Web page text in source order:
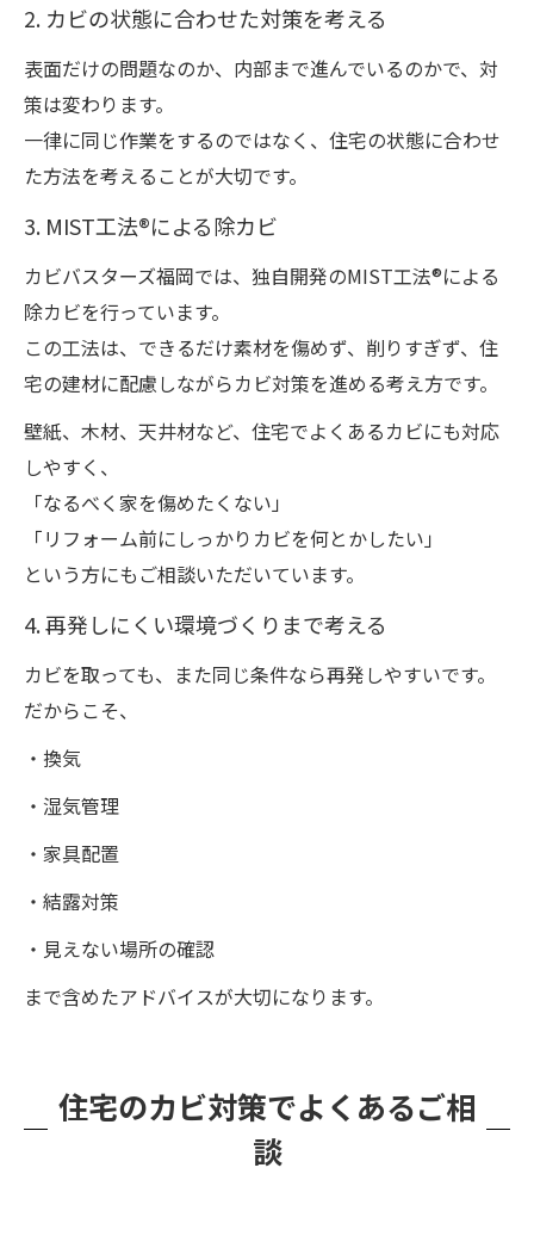
2. カビの状態に合わせた対策を考える
表面だけの問題なのか、内部まで進んでいるのかで、対
策は変わります。
一律に同じ作業をするのではなく、住宅の状態に合わせ
た方法を考えることが大切です。
3. MIST工法®による除カビ
カビバスターズ福岡では、独自開発のMIST工法®による
除カビを行っています。
この工法は、できるだけ素材を傷めず、削りすぎず、住
宅の建材に配慮しながらカビ対策を進める考え方です。
壁紙、木材、天井材など、住宅でよくあるカビにも対応
しやすく、
「なるべく家を傷めたくない」
「リフォーム前にしっかりカビを何とかしたい」
という方にもご相談いただいています。
4. 再発しにくい環境づくりまで考える
カビを取っても、また同じ条件なら再発しやすいです。
だからこそ、
・換気
・湿気管理
・家具配置
・結露対策
・見えない場所の確認
まで含めたアドバイスが大切になります。
住宅のカビ対策でよくあるご相
談